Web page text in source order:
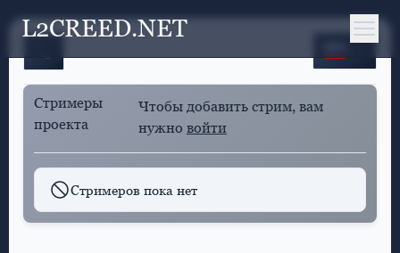
L2CREED.NET
Стримеры
проекта
Чтобы добавить стрим, вам
нужно войти
Стримеров пока нет